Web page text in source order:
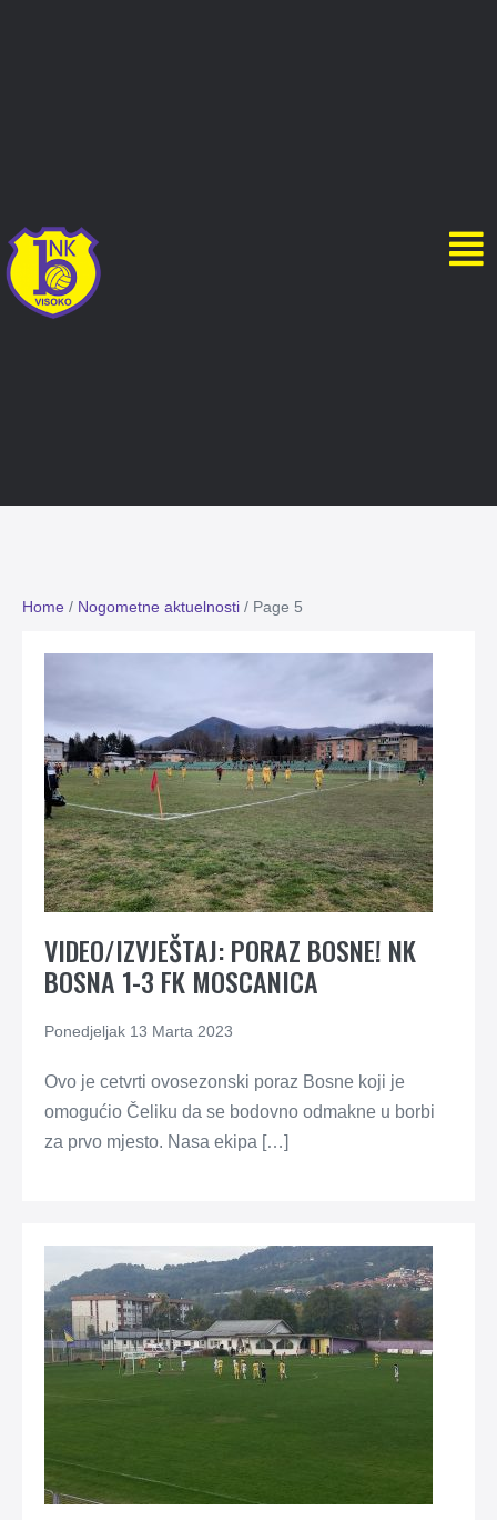
Home / Nogometne aktuelnosti / Page 5
VIDEO/IZVJEŠTAJ: PORAZ BOSNE! NK
BOSNA 1-3 FK MOSCANICA
Ponedjeljak 13 Marta 2023
Ovo je cetvrti ovosezonski poraz Bosne koji je
omogućio Čeliku da se bodovno odmakne u borbi
za prvo mjesto. Nasa ekipa […]